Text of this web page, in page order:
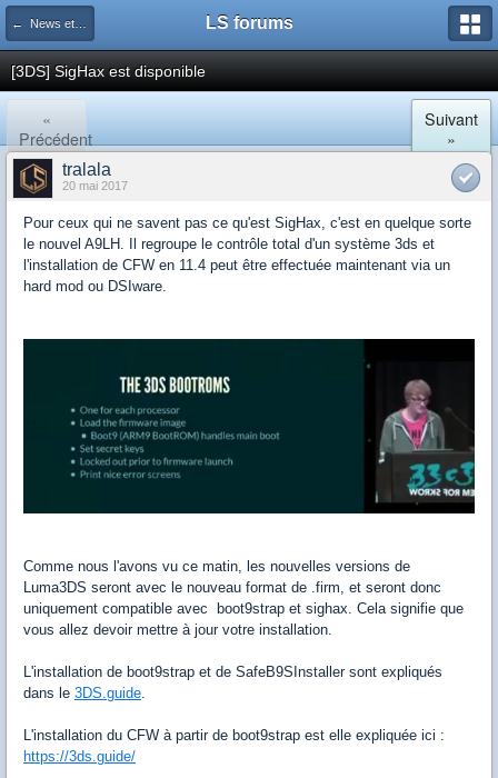
← News et actualités postées sur LS LS forums
[3DS] SigHax est disponible
«
Précédent
Suivant
»
tralala
20 mai 2017
Pour ceux qui ne savent pas ce qu'est SigHax, c'est en quelque sorte
le nouvel A9LH. Il regroupe le contrôle total d'un système 3ds et
l'installation de CFW en 11.4 peut être effectuée maintenant via un
hard mod ou DSIware.
Comme nous l'avons vu ce matin, les nouvelles versions de
Luma3DS seront avec le nouveau format de .firm, et seront donc
uniquement compatible avec boot9strap et sighax. Cela signifie que
vous allez devoir mettre à jour votre installation.
L'installation de boot9strap et de SafeB9SInstaller sont expliqués
dans le 3DS.guide
L'installation du CFW à partir de boot9strap est elle expliquée ici :
https://3ds.guide/